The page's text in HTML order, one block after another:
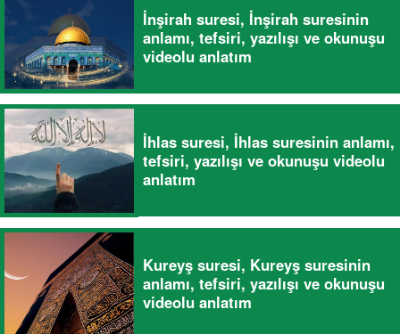
İnşirah suresi, İnşirah suresinin
anlamı, tefsiri, yazılışı ve okunuşu
videolu anlatım
İhlas suresi, İhlas suresinin anlamı,
tefsiri, yazılışı ve okunuşu videolu
anlatım
Kureyş suresi, Kureyş suresinin
anlamı, tefsiri, yazılışı ve okunuşu
videolu anlatım